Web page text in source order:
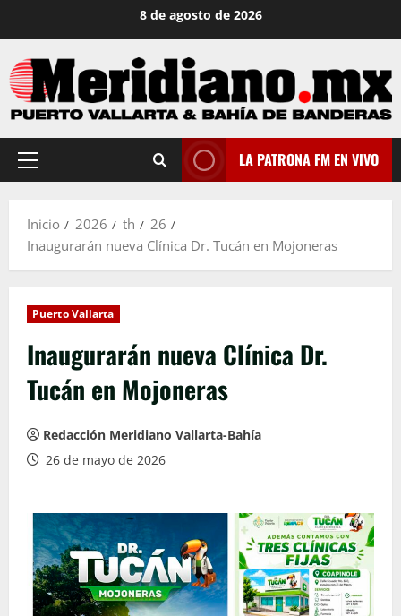
contenido
8 de agosto de 2026
Menú
LA PATRONA FM EN VIVO
Inicio 2026 th
26
Inaugurarán nueva Clínica Dr. Tucán en Mojoneras
Puerto Vallarta
Inaugurarán nueva Clínica Dr.
Tucán en Mojoneras
Redacción Meridiano Vallarta-Bahía
26 de mayo de 2026